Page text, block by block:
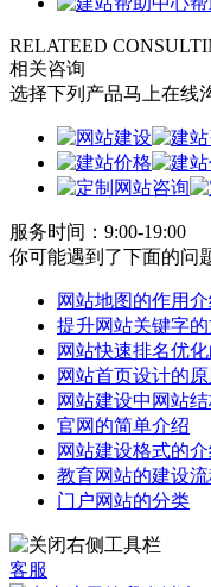
RELATEED
相关咨询
选择下列产品马上在线
服务时间：9:00-19:00
你可能遇到了下面的问
网站地图的作用
提升网站关键字
网站快速排名优
网站首页设计的
网站建设中网站
官网的简单介绍
网站建设格式的
教育网站的建设流
门户网站的分类
客服